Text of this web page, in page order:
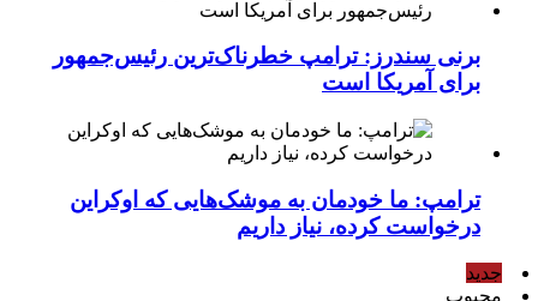
برنی سندرز: ترامپ خطرناک‌ترین رئیس‌جمهور
برای آمریکا است
ترامپ: ما خودمان به موشک‌هایی که اوکراین
درخواست کرده، نیاز داریم
جدید
محبوب